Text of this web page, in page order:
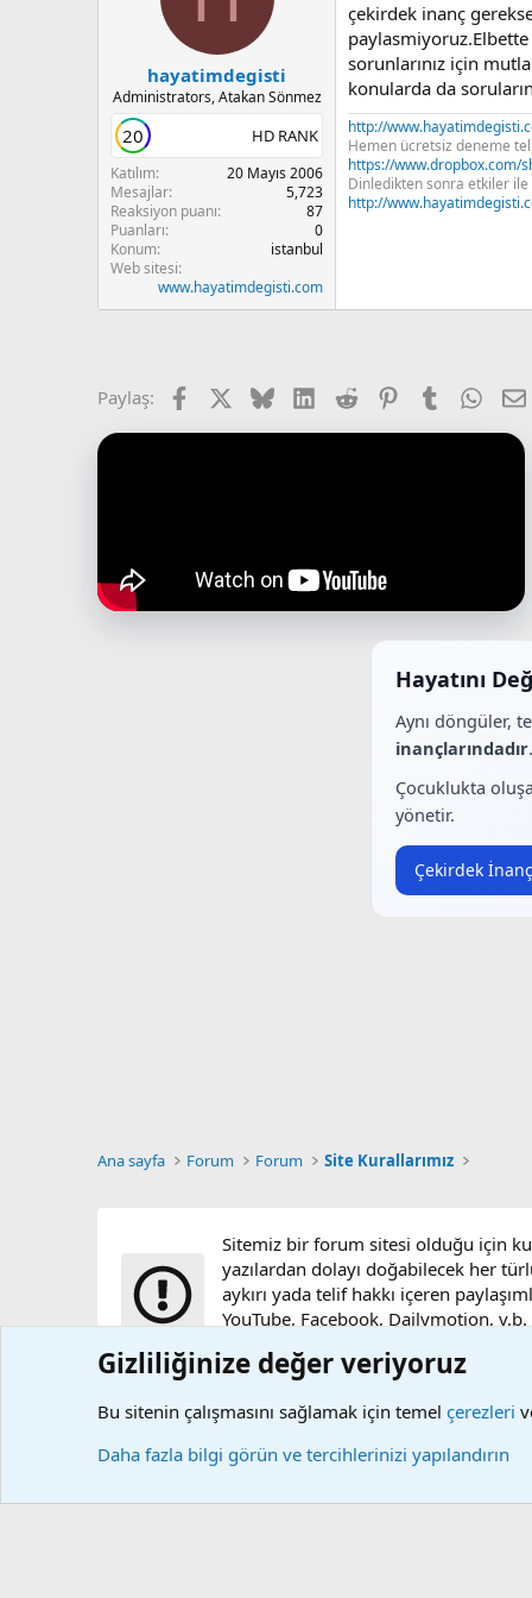
hayatimdegisti
Administrators, Atakan Sönmez
20 HD RANK
Katılım
20 Mayıs 2006
Mesajlar
5,723
Reaksiyon puanı
87
Puanları
0
Konum
istanbul
Web sitesi
www.hayatimdegisti.com
çekirdek inanç
sorunlarınız için
konularda da
http://
Hemen ücretsiz deneme
https://www.dropbox.com/
Dinledikten sonra etkiler
http://
Paylaş: FacebookX (Twitter)
BlueskyLinkedIn
Reddit PinterestTumblr
Hayatını
Aynı döngüler,
inançlarındadır.
Çocuklukta
yönetir.
Çekirdek
Ana sayfa Forum Forum Site Kurallarımız
Sitemiz bir forum sitesi olduğu için
yazılardan dolayı doğabilecek her
aykırı yada telif hakkı içeren
YouTube, Facebook, Dailymotion,
Çerezler
Gizliliğinize değer veriyoruz
Bu sitenin çalışmasını sağlamak için temel çerezleri
Daha fazla bilgi görün ve tercihlerinizi yapılandırın